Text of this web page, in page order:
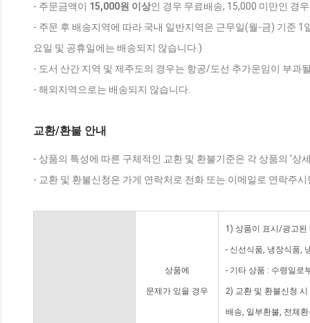
- 주문금액이 15,000원 이상인 경우 무료배송, 15,000 미만인 경
- 주문 후 배송지역에 따라 국내 일반지역은 근무일(월-금) 기준
요일 및 공휴일에는 배송되지 않습니다.)
- 도서 산간 지역 및 제주도의 경우는 항공/도선 추가운임이 부과
- 해외지역으로는 배송되지 않습니다.
교환/환불 안내
- 상품의 특성에 따른 구체적인 교환 및 환불기준은 각 상품의 '상
- 교환 및 환불신청은 가게 연락처로 전화 또는 이메일로 연락주
상품에
문제가 있을 경우
1) 상품이 표시/광고된
- 신선식품, 냉장식품,
- 기타 상품 : 수령일로
2) 교환 및 환불신청
배송, 일부환불, 전체